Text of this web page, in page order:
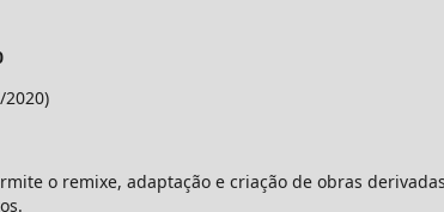
o remixe, adaptação e criação de obras